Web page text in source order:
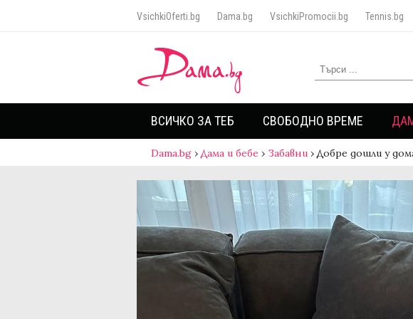
VsichkiOferti.bg Dama.bg VsichkiPromocii.bg Tennis.bg
ВСИЧКО ЗА ТЕБ СВОБОДНО ВРЕМЕ
Dama.bg ›Дама и бебе › Забавни ›Добре дошли у